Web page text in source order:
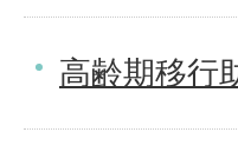
高齢期移行